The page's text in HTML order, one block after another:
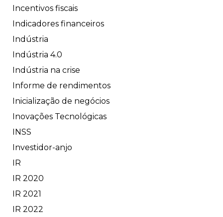
Incentivos fiscais
Indicadores financeiros
Indústria
Indústria 4.0
Indústria na crise
Informe de rendimentos
Inicialização de negócios
Inovações Tecnológicas
INSS
Investidor-anjo
IR
IR 2020
IR 2021
IR 2022